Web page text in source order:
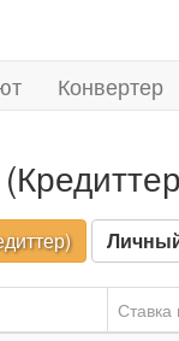
Конвертер
Ставка